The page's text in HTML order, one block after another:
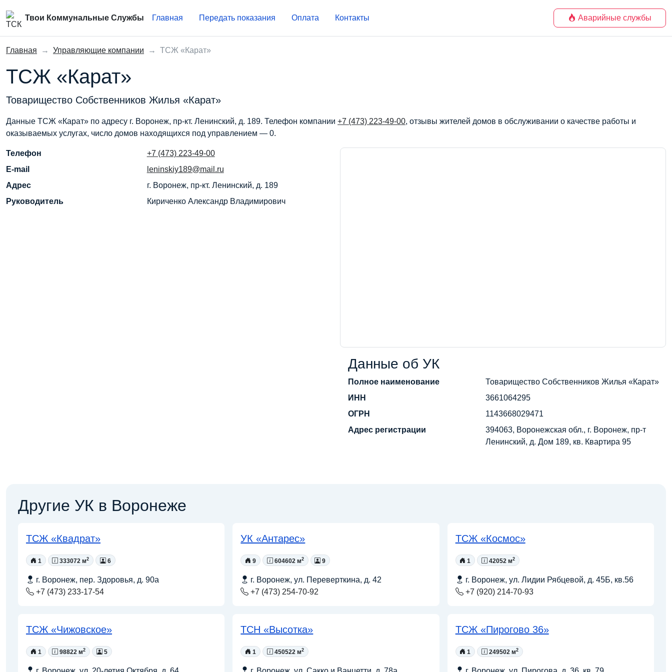
Твои Коммунальные Службы Главная Передать показания Оплата Контакты Аварийные службы
Главная → Управляющие компании → ТСЖ «Карат»
ТСЖ «Карат»
Товарищество Собственников Жилья «Карат»
Данные ТСЖ «Карат» по адресу г. Воронеж, пр-кт. Ленинский, д. 189. Телефон компании +7 (473) 223-49-00, отзывы жителей домов в обслуживании о качестве работы и
оказываемых услугах, число домов находящихся под управлением — 0.
Телефон
+7 (473) 223-49-00
E-mail
leninskiy189@mail.ru
Адрес
г. Воронеж, пр-кт. Ленинский, д. 189
Руководитель
Кириченко Александр Владимирович
Данные об УК
Полное наименование
Товарищество Собственников Жилья «Карат»
ИНН
3661064295
ОГРН
1143668029471
Адрес регистрации
394063, Воронежская обл., г. Воронеж, пр-т
Ленинский, д. Дом 189, кв. Квартира 95
Другие УК в Воронеже
ТСЖ «Квадрат»
1 333072 м2 6
г. Воронеж, пер. Здоровья, д. 90а
+7 (473) 233-17-54
УК «Антарес»
9 604602 м2 9
г. Воронеж, ул. Переверткина, д. 42
+7 (473) 254-70-92
ТСЖ «Космос»
1 42052 м2
г. Воронеж, ул. Лидии Рябцевой, д. 45Б, кв.56
+7 (920) 214-70-93
ТСЖ «Чижовское»
1 98822 м2 5
ТСН «Высотка»
1 450522 м2
ТСЖ «Пирогово 36»
1 249502 м2